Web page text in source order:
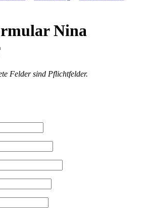
Nina
Felder sind Pflichtfelder.